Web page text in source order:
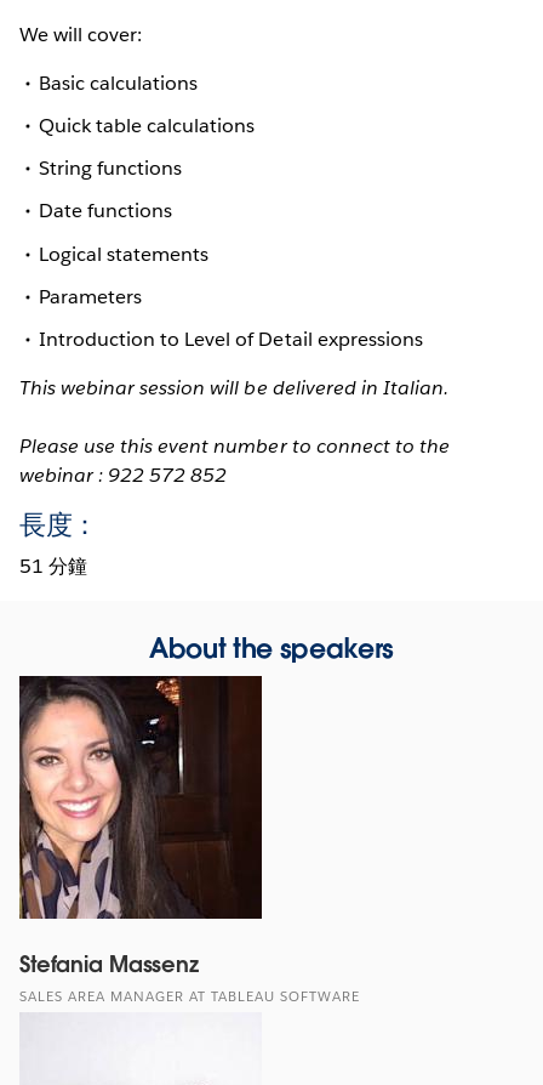
We will cover:
Basic calculations
Quick table calculations
String functions
Date functions
Logical statements
Parameters
Introduction to Level of Detail expressions
This webinar session will be delivered in Italian.
Please use this event number to connect to the
webinar : 922 572 852
長度：
51 分鐘
About the speakers
Stefania Massenz
SALES AREA MANAGER AT TABLEAU SOFTWARE